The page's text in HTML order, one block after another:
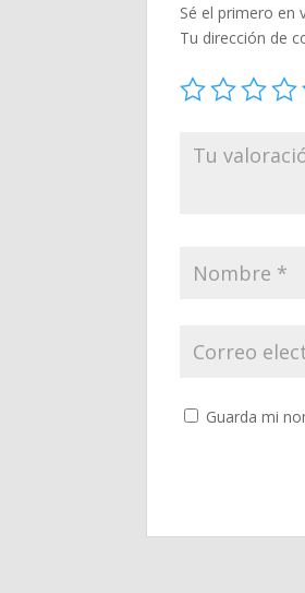
Sé el primero en
Tu dirección de
Guarda mi